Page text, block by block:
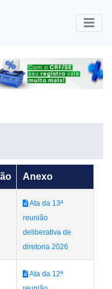
Anexo
Ata da 13ª
reunião
deliberativa de
diretoria 2026
Ata da 12ª